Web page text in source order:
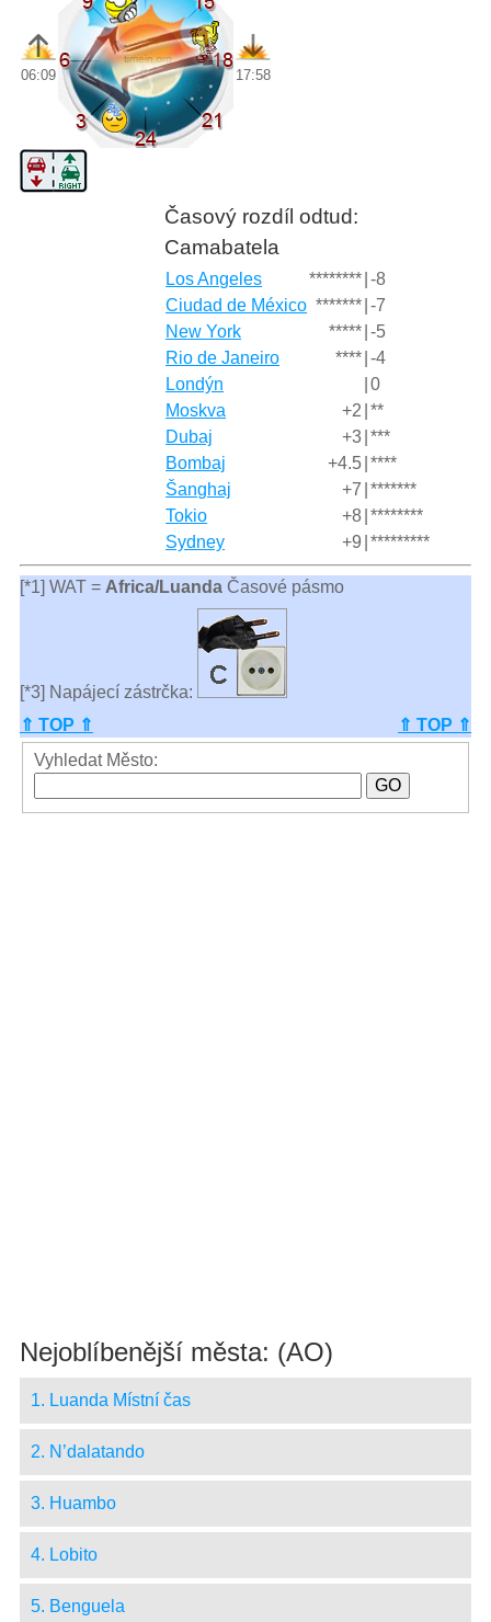
06:09 17:58
Časový rozdíl odtud:
Camabatela
Los Angeles ******** -8
Ciudad de México ******* -7
New York
***** -5
Rio de Janeiro
**** -4
Londýn
0
Moskva
+2 **
Dubaj
+3 ***
Bombaj
+4.5 ****
Šanghaj
+7 *******
Tokio
+8 ********
Sydney
+9 *********
[*1] WAT = Africa/LuandaČasové pásmo
[*3] Napájecí zástrčka:
⇑ TOP ⇑
⇑ TOP ⇑
Vyhledat Město:
Nejoblíbenější města: (AO)
1. Luanda Místní čas
2. N’dalatando
3. Huambo
4. Lobito
5. Benguela